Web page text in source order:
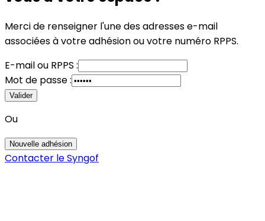
Merci de renseigner l'une des adresses e-mail
associées à votre adhésionouvotre numéro RPPS.
E-mailou RPPS :
Mot de passe :
Valider
Ou
Nouvelle adhésion
Contacter le Syngof